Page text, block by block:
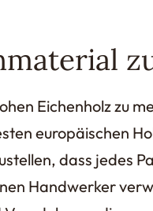
Eichenholz zu
europäischen
dass jedes
Handwerker